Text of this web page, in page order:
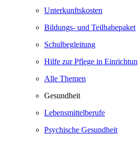
Unterkunftskosten
Bildungs- und Teilhabepaket
Schulbegleitung
Hilfe zur Pflege in
Alle Themen
Gesundheit
Lebensmittelberufe
Psychische Gesundheit